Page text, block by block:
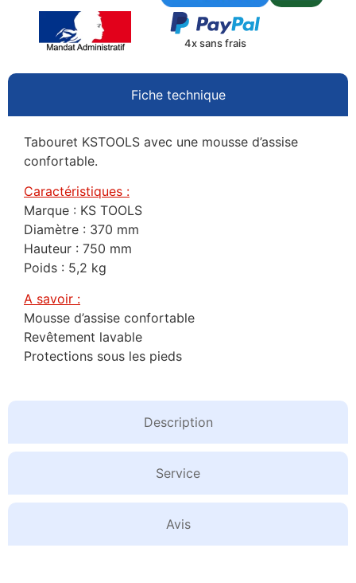
4x sans frais
Fiche technique
Description
Service
Avis
Tabouret KSTOOLS avec une mousse d’assise
confortable.
Caractéristiques :
Marque : KS TOOLS
Diamètre : 370 mm
Hauteur : 750 mm
Poids : 5,2 kg
A savoir :
Mousse d’assise confortable
Revêtement lavable
Protections sous les pieds